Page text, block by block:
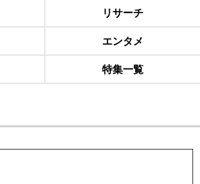
リサーチ
エンタメ
特集一覧